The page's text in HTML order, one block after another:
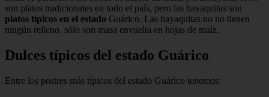
son platos tradicionales en todo el país, pero las hayaquitas son
platos típicos en el estado Guárico. Las hayaquitas no no tienen
ningún relleno, sólo son masa envuelta en hojas de maíz.
Dulces típicos del estado Guárico
Entre los postres más típicos del estado Guárico tenemos: